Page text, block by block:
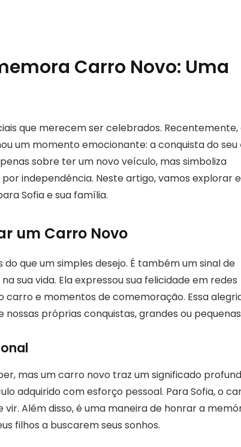
Carro Novo: Uma
que merecem ser celebrados. Recentemente,
um momento emocionante: a conquista do seu
sobre ter um novo veículo, mas simboliza
independência. Neste artigo, vamos explorar
Sofia e sua família.
um Carro Novo
que um simples desejo. É também um sinal de
sua vida. Ela expressou sua felicidade em redes
carro e momentos de comemoração. Essa
próprias conquistas, grandes ou
mas um carro novo traz um significado
adquirido com esforço pessoal. Para Sofia, o
Além disso, é uma maneira de honrar a
filhos a buscarem seus sonhos.